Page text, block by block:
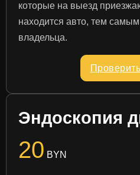
которые на выезд
находится авто, тем
владельца.
Эндоскопия
20 BYN